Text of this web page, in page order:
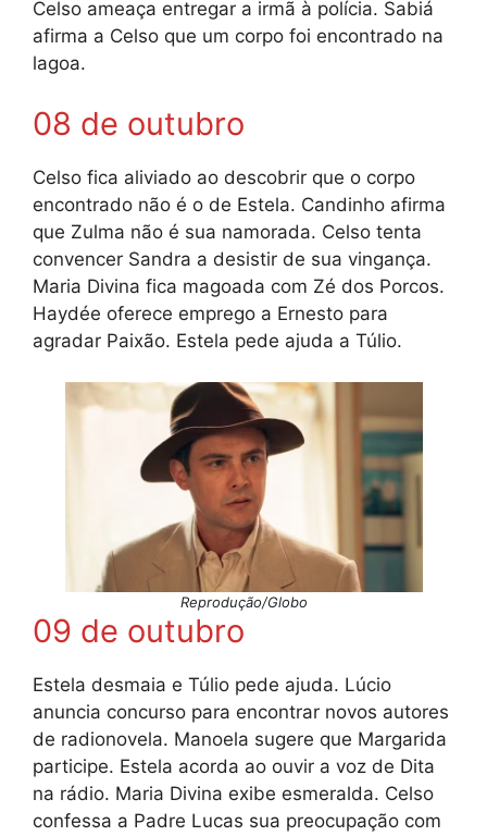
Celso ameaça entregar a irmã à polícia. Sabiá
afirma a Celso que um corpo foi encontrado na
lagoa.
08 de outubro
Celso fica aliviado ao descobrir que o corpo
encontrado não é o de Estela. Candinho afirma
que Zulma não é sua namorada. Celso tenta
convencer Sandra a desistir de sua vingança.
Maria Divina fica magoada com Zé dos Porcos.
Haydée oferece emprego a Ernesto para
agradar Paixão. Estela pede ajuda a Túlio.
Reprodução/Globo
09 de outubro
Estela desmaia e Túlio pede ajuda. Lúcio
anuncia concurso para encontrar novos autores
de radionovela. Manoela sugere que Margarida
participe. Estela acorda ao ouvir a voz de Dita
na rádio. Maria Divina exibe esmeralda. Celso
confessa a Padre Lucas sua preocupação com